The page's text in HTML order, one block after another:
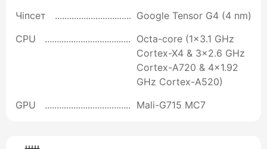
Чіпсет
Google Tensor G4 (4 nm)
CPU
Octa-core (1x3.1 GHz
Cortex-X4 & 3x2.6 GHz
Cortex-A720 & 4x1.92
GHz Cortex-A520)
GPU
Mali-G715 MC7